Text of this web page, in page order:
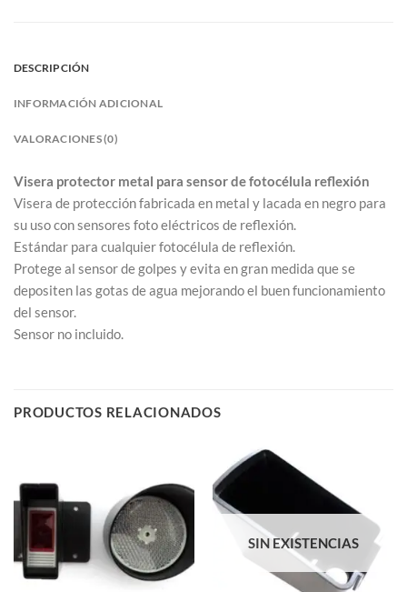
DESCRIPCIÓN
INFORMACIÓN ADICIONAL
VALORACIONES (0)
Visera protector metal para sensor de fotocélula reflexión
Visera de protección fabricada en metal y lacada en negro para
su uso con sensores foto eléctricos de reflexión.
Estándar para cualquier fotocélula de reflexión.
Protege al sensor de golpes y evita en gran medida que se
depositen las gotas de agua mejorando el buen funcionamiento
del sensor.
Sensor no incluido.
PRODUCTOS RELACIONADOS
SIN EXISTENCIAS